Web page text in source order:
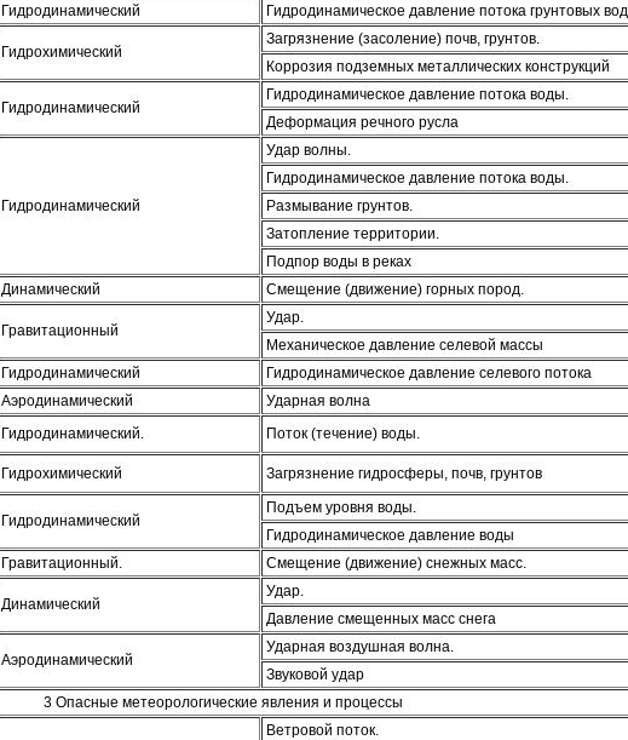
Гидродинамический
Гидродинамическое давление потока грунтовых вод
Гидрохимический
Загрязнение (засоление) почв, грунтов.
Коррозия подземных металлических конструкций
Гидродинамический
Гидродинамическое давление потока воды.
Деформация речного русла
Гидродинамический
Удар волны.
Гидродинамическое давление потока воды.
Размывание грунтов.
Затопление территории.
Подпор воды в реках
Динамический Смещение (движение) горных пород.
Гравитационный
Удар.
Механическое давление селевой массы
Гидродинамический
Гидродинамическое давление селевого потока
Аэродинамический
Ударная волна
Гидродинамический. Поток (течение) воды.
Гидрохимический Загрязнение гидросферы, почв, грунтов
Гидродинамический
Подъем уровня воды.
Гидродинамическое давление воды
Гравитационный. Смещение (движение) снежных масс.
Динамический
Удар.
Давление смещенных масс снега
Аэродинамический
Ударная воздушная волна.
Звуковой удар
3 Опасные метеорологические явления и процессы
Ветровой поток.